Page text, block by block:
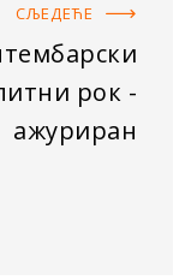
СЉЕДЕЋE
рок -
ажуриран